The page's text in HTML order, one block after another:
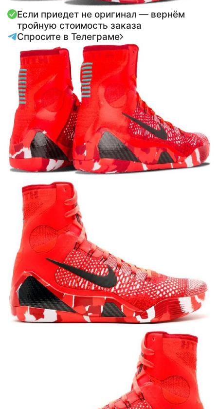
Если приедет не оригинал — вернём
тройную стоимость заказа
Спросите в Телеграме